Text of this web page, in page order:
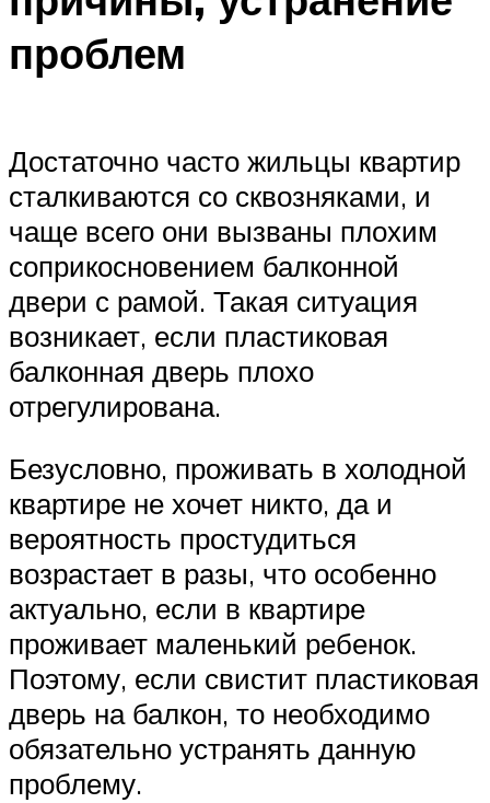
проблем
Достаточно часто жильцы квартир
сталкиваются со сквозняками, и
чаще всего они вызваны плохим
соприкосновением балконной
двери с рамой. Такая ситуация
возникает, если пластиковая
балконная дверь плохо
отрегулирована.
Безусловно, проживать в холодной
квартире не хочет никто, да и
вероятность простудиться
возрастает в разы, что особенно
актуально, если в квартире
проживает маленький ребенок.
Поэтому, если свистит пластиковая
дверь на балкон, то необходимо
обязательно устранять данную
проблему.